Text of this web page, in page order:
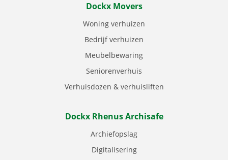
Dockx Movers
Woning verhuizen
Bedrijf verhuizen
Meubelbewaring
Seniorenverhuis
Verhuisdozen & verhuisliften
Dockx Rhenus Archisafe
Archiefopslag
Digitalisering